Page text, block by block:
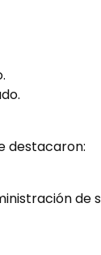
destacaron:
de